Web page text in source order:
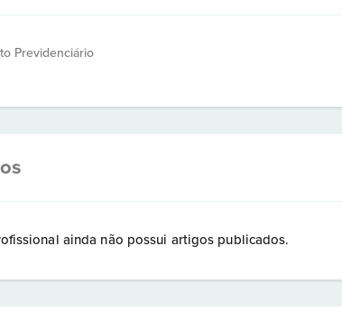
Previdenciário
ainda não possui artigos publicados.